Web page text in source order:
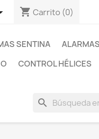
shopping_cart Carrito (0)
SENTINA
CONTROL HÉLICES
search